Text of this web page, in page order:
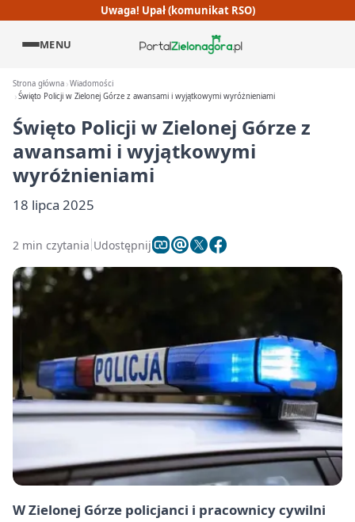
Uwaga! Upał (komunikat RSO)
MENU
Strona główna Wiadomości
Święto Policji w Zielonej Górze z awansami i wyjątkowymi wyróżnieniami
Święto Policji w Zielonej Górze z
awansami i wyjątkowymi
wyróżnieniami
18 lipca 2025
2 min czytania Udostępnij
W Zielonej Górze policjanci i pracownicy cywilni